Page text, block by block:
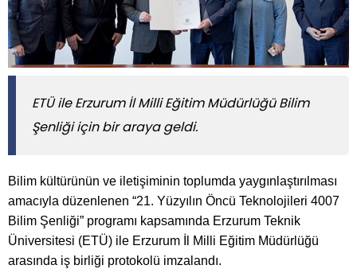
ETÜ ile Erzurum İl Milli Eğitim Müdürlüğü Bilim
Şenliği için bir araya geldi.
Bilim kültürünün ve iletişiminin toplumda yaygınlaştırılması
amacıyla düzenlenen “21. Yüzyılın Öncü Teknolojileri 4007
Bilim Şenliği” programı kapsamında Erzurum Teknik
Üniversitesi (ETÜ) ile Erzurum İl Milli Eğitim Müdürlüğü
arasında iş birliği protokolü imzalandı.